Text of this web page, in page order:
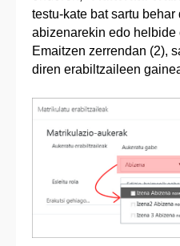
testu-kate bat sartu behar
abizenarekin edo helbide
Emaitzen zerrendan (2),
diren erabiltzaileen